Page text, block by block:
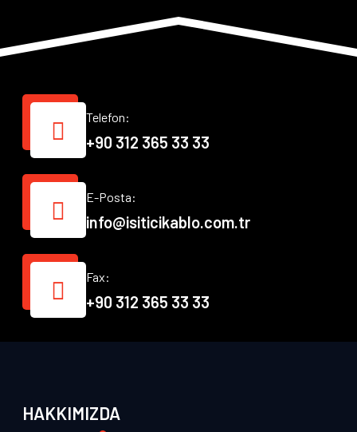
Telefon:
+90 312 365 33 33
E-Posta:
info@isiticikablo.com.tr
Fax:
+90 312 365 33 33
HAKKIMIZDA